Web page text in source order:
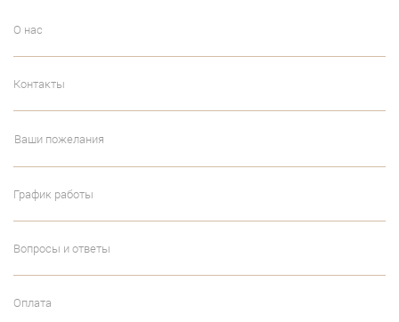
О нас
Контакты
Ваши пожелания
График работы
Вопросы и ответы
Оплата